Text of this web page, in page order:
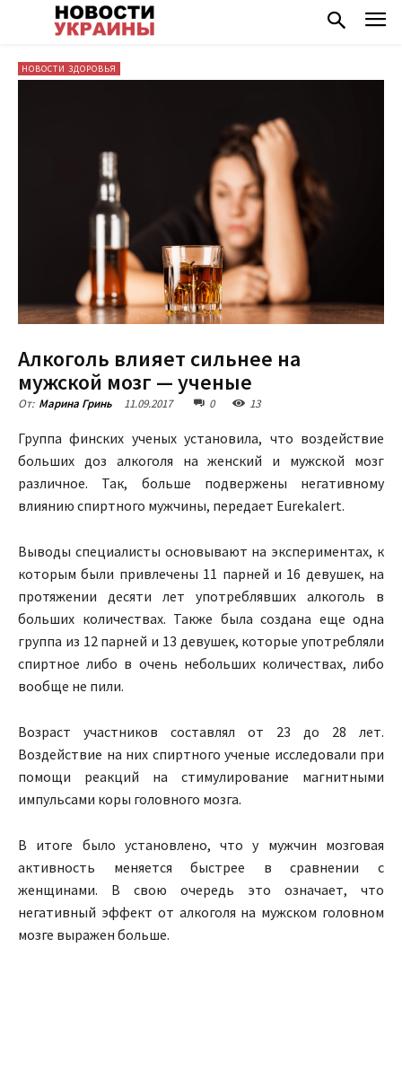
НОВОСТИ ЗДОРОВЬЯ
Алкоголь влияет сильнее на
мужской мозг — ученые
От: Марина Гринь 11.09.2017 0 13
Группа финских ученых установила, что воздействие
больших доз алкоголя на женский и мужской мозг
различное. Так, больше подвержены негативному
влиянию спиртного мужчины, передает Eurekalert.
Выводы специалисты основывают на экспериментах, к
которым были привлечены 11 парней и 16 девушек, на
протяжении десяти лет употреблявших алкоголь в
больших количествах. Также была создана еще одна
группа из 12 парней и 13 девушек, которые употребляли
спиртное либо в очень небольших количествах, либо
вообще не пили.
Возраст участников составлял от 23 до 28 лет.
Воздействие на них спиртного ученые исследовали при
помощи реакций на стимулирование магнитными
импульсами коры головного мозга.
В итоге было установлено, что у мужчин мозговая
активность меняется быстрее в сравнении с
женщинами. В свою очередь это означает, что
негативный эффект от алкоголя на мужском головном
мозге выражен больше.